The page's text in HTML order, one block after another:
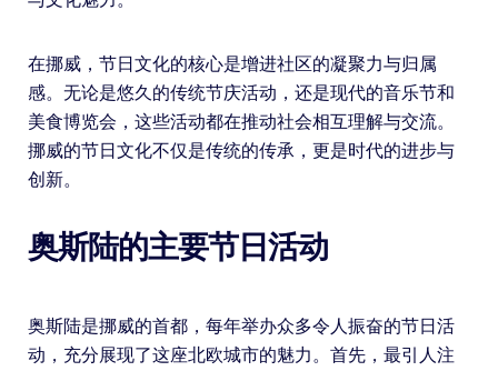
在挪威，节日文化的核心是增进社区的凝聚力与归属
感。无论是悠久的传统节庆活动，还是现代的音乐节和
美食博览会，这些活动都在推动社会相互理解与交流。
挪威的节日文化不仅是传统的传承，更是时代的进步与
创新。
奥斯陆的主要节日活动
奥斯陆是挪威的首都，每年举办众多令人振奋的节日活
动，充分展现了这座北欧城市的魅力。首先，最引人注